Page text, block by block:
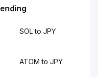
SOL to JPY
ATOM to JPY